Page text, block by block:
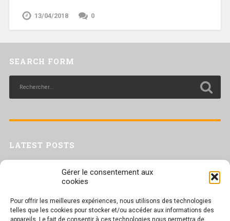
Gérer le consentement aux
cookies
Pour offrir les meilleures expériences, nous utilisons des technologies
telles que les cookies pour stocker et/ou accéder aux informations des
appareils. Le fait de consentir à ces technologies nous permettra de
13/04/2018 0
SEARCH FORM
LATEST POSTS
Trac confédéral sur les situations de travail par forte chaleur
Séance plénière du CESER du 23 juin 2026
Tract UD 25 — Une nouvelle attaque contre nos droits : les arrêts